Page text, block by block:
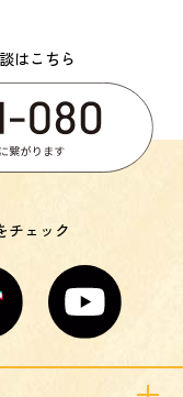
はこちら
チェック